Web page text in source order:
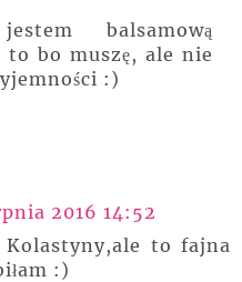
balsamową
to bo muszę, ale nie
:)
2016 14:52
Kolastyny,ale to fajna
:)